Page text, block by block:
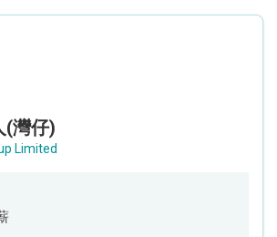
(灣仔)
Limited